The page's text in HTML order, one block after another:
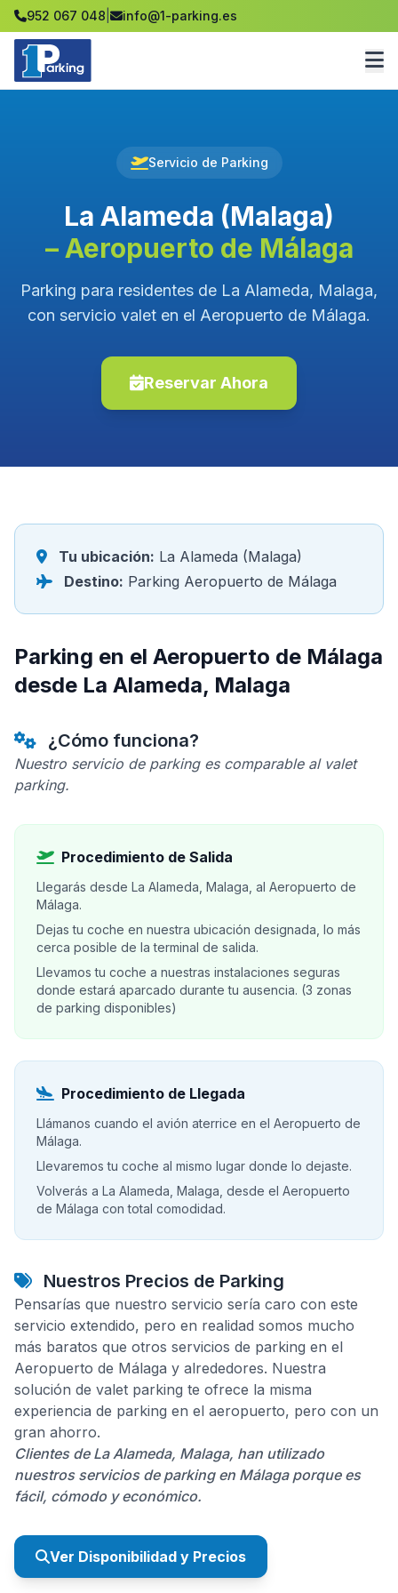
952 067 048 info@1-parking.es
Servicio de Parking
La Alameda (Malaga)
– Aeropuerto de Málaga
Parking para residentes de La Alameda, Malaga,
con servicio valet en el Aeropuerto de Málaga.
Reservar Ahora
Tu ubicación: La Alameda (Malaga)
Destino: Parking Aeropuerto de Málaga
Parking en el Aeropuerto de Málaga
desde La Alameda, Malaga
¿Cómo funciona?
Nuestro servicio de parking es comparable al valet
parking.
Procedimiento de Salida
Llegarás desde La Alameda, Malaga, al Aeropuerto de
Málaga.
Dejas tu coche en nuestra ubicación designada, lo más
cerca posible de la terminal de salida.
Llevamos tu coche a nuestras instalaciones seguras
donde estará aparcado durante tu ausencia. (3 zonas
de parking disponibles)
Procedimiento de Llegada
Llámanos cuando el avión aterrice en el Aeropuerto de
Málaga.
Llevaremos tu coche al mismo lugar donde lo dejaste.
Volverás a La Alameda, Malaga, desde el Aeropuerto
de Málaga con total comodidad.
Nuestros Precios de Parking
Pensarías que nuestro servicio sería caro con este
servicio extendido, pero en realidad somos mucho
más baratos que otros servicios de parking en el
Aeropuerto de Málaga y alrededores. Nuestra
solución de valet parking te ofrece la misma
experiencia de parking en el aeropuerto, pero con un
gran ahorro.
Clientes de La Alameda, Malaga, han utilizado
nuestros servicios de parking en Málaga porque es
fácil, cómodo y económico.
Ver Disponibilidad y Precios